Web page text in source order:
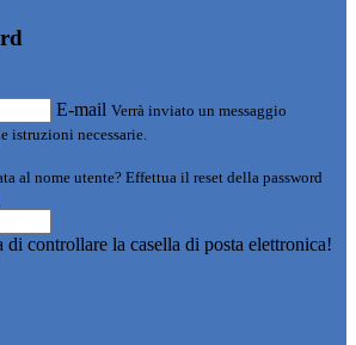
E-mail Verrà inviato un messaggio
istruzioni necessarie.
al nome utente? Effettua il reset della password
controllare la casella di posta elettronica!